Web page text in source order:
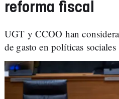
reforma fiscal
UGT y CCOO han
de gasto en políticas sociales